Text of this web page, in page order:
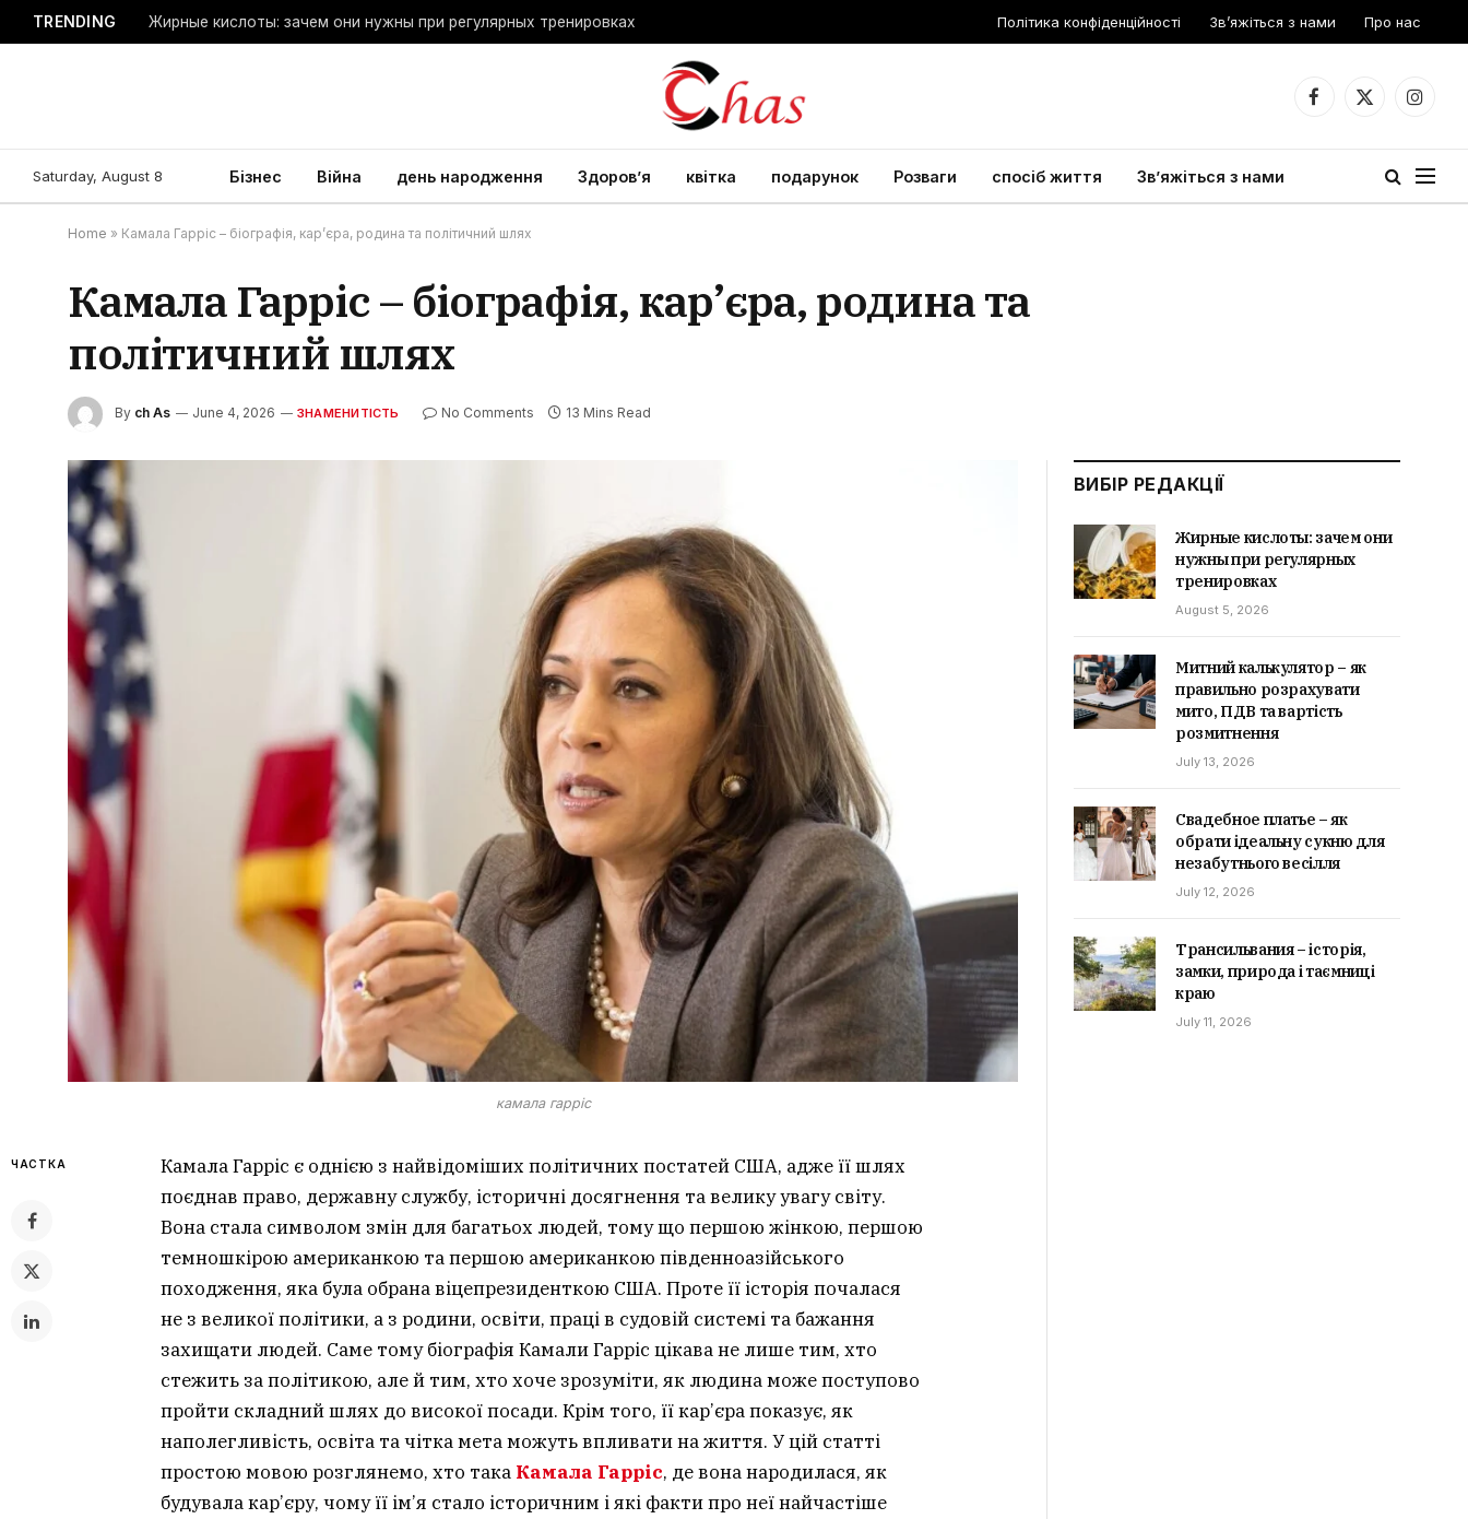
TRENDING Жирные кислоты: зачем они нужны при регулярных тренировках Політика конфіденційності Зв’яжіться з нами Про нас
Facebook
X
Saturday, August 8 Бізнес Війна день народження Здоров’я квітка подарунок Розваги спосіб життя Зв’яжіться з нами
Home » Камала Гарріс – біографія, кар’єра, родина та політичний шлях
Камала Гарріс – біографія, кар’єра, родина та
політичний шлях
By ch As June 4, 2026 ЗНАМЕНИТІСТЬ No Comments 13 Mins Read
камала гарріс
ЧАСТКА
Камала Гарріс є однією з найвідоміших політичних постатей США, адже її шлях
поєднав право, державну службу, історичні досягнення та велику увагу світу.
Вона стала символом змін для багатьох людей, тому що першою жінкою, першою
темношкірою американкою та першою американкою південноазійського
походження, яка була обрана віцепрезиденткою США. Проте її історія почалася
не з великої політики, а з родини, освіти, праці в судовій системі та бажання
захищати людей. Саме тому біографія Камали Гарріс цікава не лише тим, хто
стежить за політикою, але й тим, хто хоче зрозуміти, як людина може поступово
пройти складний шлях до високої посади. Крім того, її кар’єра показує, як
наполегливість, освіта та чітка мета можуть впливати на життя. У цій статті
простою мовою розглянемо, хто така Камала Гарріс, де вона народилася, як
будувала кар’єру, чому її ім’я стало історичним і які факти про неї найчастіше
ВИБІР РЕДАКЦІЇ
Жирные кислоты: зачем они
нужны при регулярных
тренировках
August 5, 2026
Митний калькулятор – як
правильно розрахувати
мито, ПДВ та вартість
розмитнення
July 13, 2026
Свадебное платье – як
обрати ідеальну сукню для
незабутнього весілля
July 12, 2026
Трансильвания – історія,
замки, природа і таємниці
краю
July 11, 2026